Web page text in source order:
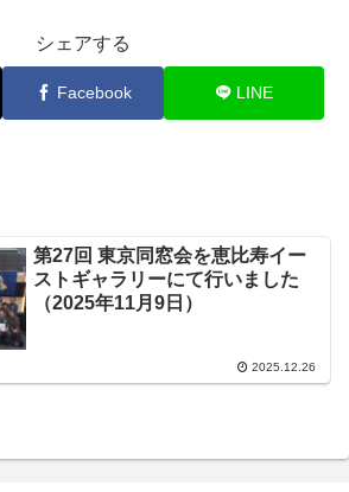
シェアする
Facebook LINE
第27回 東京同窓会を恵比寿イー
ストギャラリーにて行いました
（2025年11月9日）
2025.12.26